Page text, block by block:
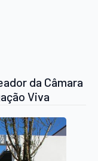
da Câmara
Viva